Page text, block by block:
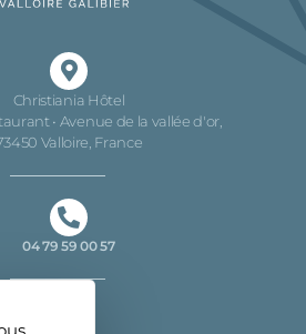
Christiania Hôtel
• Avenue de la vallée d'or,
Valloire, France
04 79 59 00 57